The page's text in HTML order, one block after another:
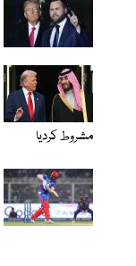
مشروط کردیا